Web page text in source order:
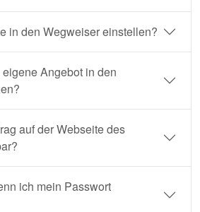
in den Wegweiser einstellen?
Angebot in den
auf der Webseite des
ich mein Passwort